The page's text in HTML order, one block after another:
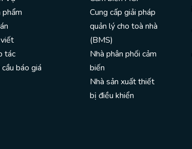
phẩm
tác
cầu báo giá
Cung cấp giải pháp
quản lý cho toà nhà
(BMS)
Nhà phân phối cảm
biến
Nhà sản xuất thiết
bị điều khiển